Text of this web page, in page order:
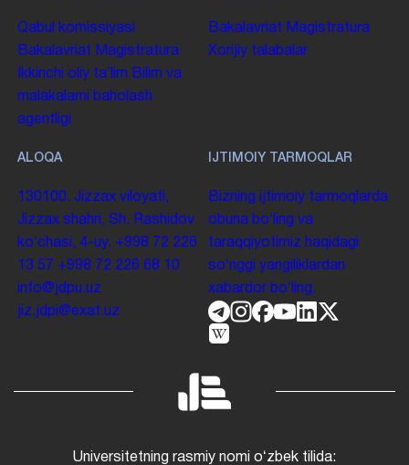
Qabul komissiyasi
Bakalavriat Magistratura
Ikkinchi oliy taʼlim Bilim va
malakalarni baholash
agentligi
Bakalavriat Magistratura
Xorijiy talabalar
ALOQA
130100. Jizzax viloyati,
Jizzax shahri, Sh. Rashidov
koʻchasi, 4-uy. +998 72 226
13 57 +998 72 226 68 10
info@jdpu.uz
jiz.jdpi@exat.uz
IJTIMOIY TARMOQLAR
Bizning ijtimoiy tarmoqlarda
obuna boʻling va
taraqqiyotimiz haqidagi
soʻnggi yangiliklardan
xabardor boʻling.
Universitetning rasmiy nomi oʻzbek tilida: